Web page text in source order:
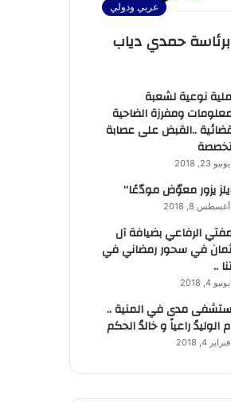
عربي ودولي
حمدي دياب
نوعية لشعبة
ومفرزة الضاحية
..القبض على عصابة
يونيو 23, 2018
يزور معوّض مودّعًا”
أغسطس 8, 2018
الرفاعي بضيافة آل
في سحور رمضاني في
..
يونيو 4, 2018
مدى في المنية ..
الوليدُ راعياً و خالدُ الحكم
فبراير 4, 2018